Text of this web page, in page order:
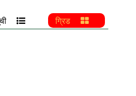
ग्रिड